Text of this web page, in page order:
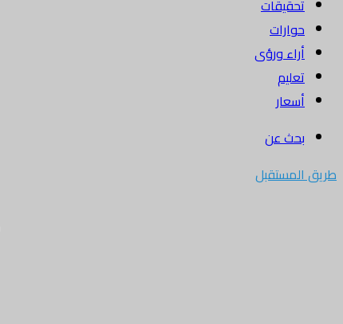
تحقيقات
حوارات
أراء ورؤى
تعليم
أسعار
بحث عن
طريق المستقبل